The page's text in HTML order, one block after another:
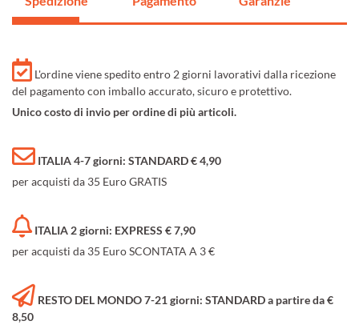
L'ordine viene spedito entro 2 giorni lavorativi dalla ricezione
del pagamento con imballo accurato, sicuro e protettivo.
Unico costo di invio per ordine di più articoli.
ITALIA 4-7 giorni: STANDARD € 4,90
per acquisti da 35 Euro GRATIS
ITALIA 2 giorni: EXPRESS € 7,90
per acquisti da 35 Euro SCONTATA A 3 €
RESTO DEL MONDO 7-21 giorni: STANDARD a partire da €
8,50